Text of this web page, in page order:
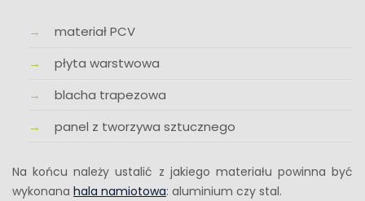
materiał PCV
płyta warstwowa
blacha trapezowa
panel z tworzywa sztucznego
Na końcu należy ustalić z jakiego materiału powinna być
wykonana hala namiotowa: aluminium czy stal.